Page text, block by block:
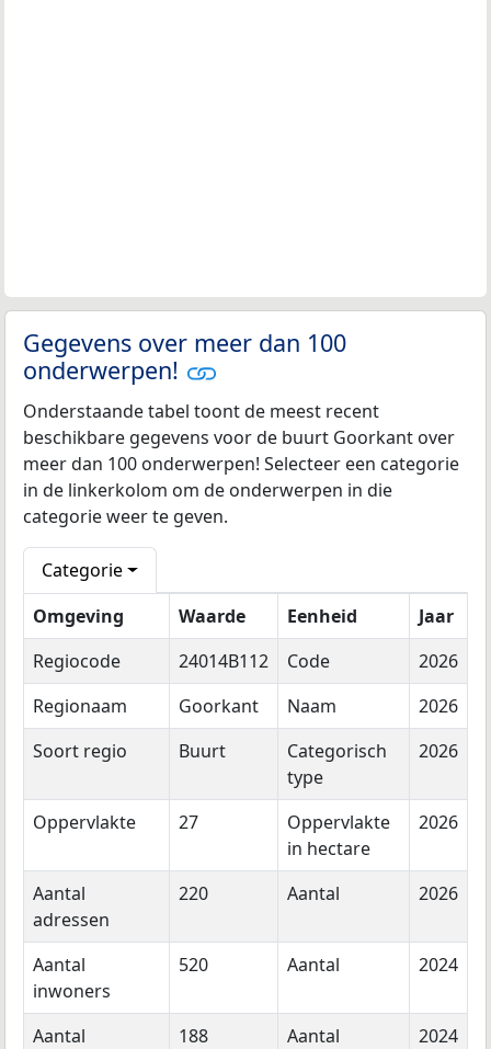
Gegevens over meer dan 100
onderwerpen!
Onderstaande tabel toont de meest recent
beschikbare gegevens voor de buurt Goorkant over
meer dan 100 onderwerpen! Selecteer een categorie
in de linkerkolom om de onderwerpen in die
categorie weer te geven.
Categorie
Omgeving
Waarde Eenheid
Jaar
Regiocode
24014B112 Code
2026
Regionaam
Goorkant Naam
2026
Soort regio
Buurt
Categorisch
type
2026
Oppervlakte 27
Oppervlakte
in hectare
2026
Aantal
adressen
220 Aantal 2026
Aantal
inwoners
520 Aantal 2024
Aantal 188 Aantal 2024